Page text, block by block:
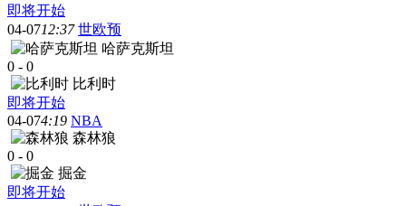
即将开始
04-0712:37 世欧预
哈萨克斯坦
0 - 0
比利时
即将开始
04-074:19 NBA
森林狼
0 - 0
掘金
即将开始